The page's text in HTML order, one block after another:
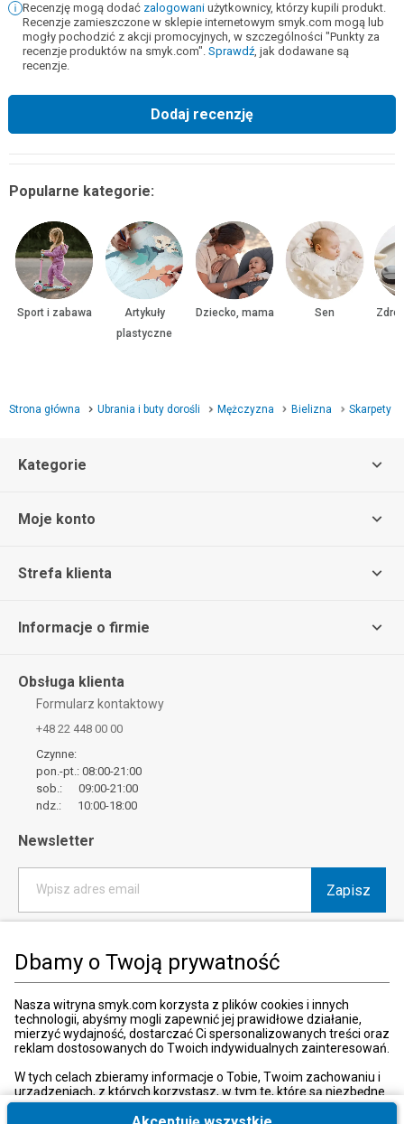
Dbamy o Twoją prywatność
Nasza witryna smyk.com korzysta z plików cookies i innych
technologii, abyśmy mogli zapewnić jej prawidłowe działanie,
mierzyć wydajność, dostarczać Ci spersonalizowanych treści oraz
reklam dostosowanych do Twoich indywidualnych zainteresowań.
W tych celach zbieramy informacje o Tobie, Twoim zachowaniu i
urządzeniach, z których korzystasz, w tym te, które są niezbędne
do prawidłowego funkcjonowania strony internetowej smyk.com.
Te niezbędne pliki cookies możesz wyłączyć zmieniając
Recenzję mogą dodać zalogowani użytkownicy, którzy kupili produkt.
Recenzje zamieszczone w sklepie internetowym smyk.com mogą lub
mogły pochodzić z akcji promocyjnych, w szczególności "Punkty za
recenzje produktów na smyk.com". Sprawdź, jak dodawane są
recenzje.
Dodaj recenzję
Popularne kategorie:
Sport i zabawa
Artykuły
plastyczne
Dziecko, mama Sen
Strona główna Ubrania i buty dorośli Mężczyzna Bielizna Skarpety
Kategorie
Moje konto
Strefa klienta
Informacje o firmie
Obsługa klienta
Formularz kontaktowy
+48 22 448 00 00
Czynne:
pon.-pt.: 08:00-21:00
sob.: 09:00-21:00
ndz.: 10:00-18:00
Newsletter
Wpisz adres email Zapisz
produktach i usługach oraz promocjach i zniżkach oferowanych
przez SMYK sp. z o.o., za pośrednictwem środków komunikacji
elektronicznej (e-mail).
W każdej chwili możesz z łatwością cofnąć wyrażone zgody.
więcej
Kraj i język:Polska (Poland)